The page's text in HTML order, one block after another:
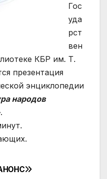
Гос
уда
рст
вен
КБР им. Т.
презентация
энциклопедии
народов
.